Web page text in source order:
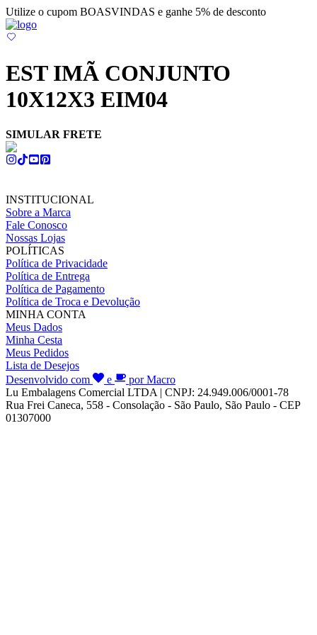
Utilize o cupom BOASVINDAS e ganhe 5% de desconto
EST IMÃ CONJUNTO
10X12X3 EIM04
SIMULAR FRETE
INSTITUCIONAL
Sobre a Marca
Fale Conosco
Nossas Lojas
POLÍTICAS
Política de Privacidade
Política de Entrega
Política de Pagamento
Política de Troca e Devolução
MINHA CONTA
Meus Dados
Minha Cesta
Meus Pedidos
Lista de Desejos
Desenvolvido com
e
por Macro
Lu Embalagens Comercial LTDA | CNPJ: 24.949.006/0001-78
Rua Frei Caneca, 558 - Consolação - São Paulo, São Paulo - CEP
01307000